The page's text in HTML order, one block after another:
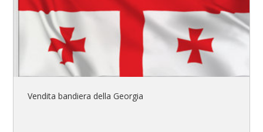
Vendita bandiera della Georgia